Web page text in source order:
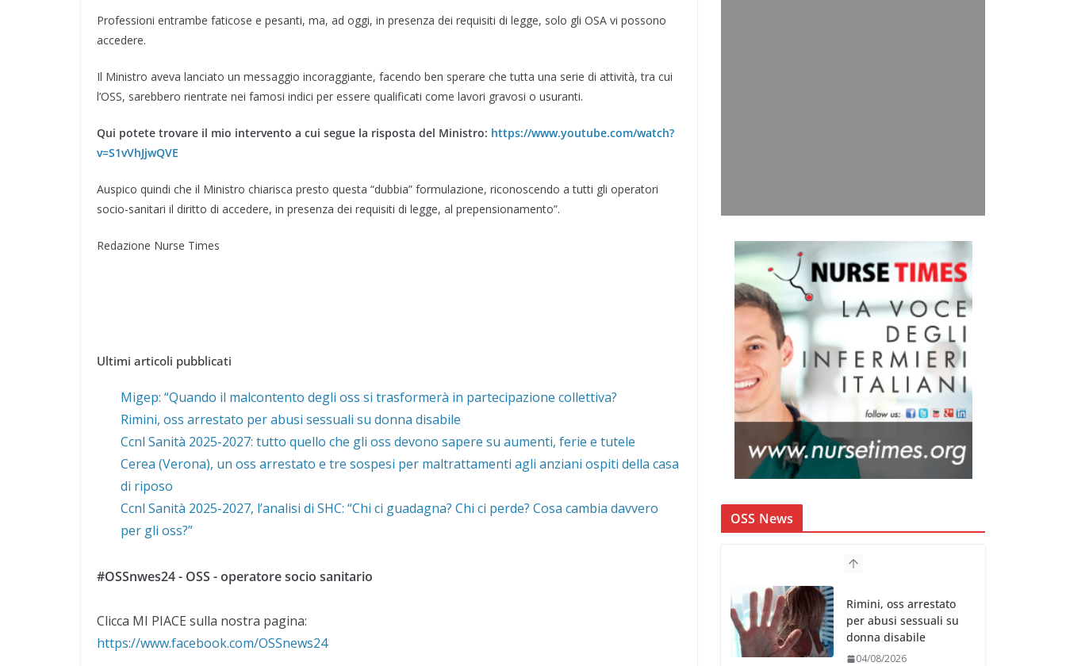
Professioni entrambe faticose e pesanti, ma, ad oggi, in presenza dei requisiti di legge, solo gli OSA vi possono
accedere.
Il Ministro aveva lanciato un messaggio incoraggiante, facendo ben sperare che tutta una serie di attività, tra cui
l’OSS, sarebbero rientrate nei famosi indici per essere qualificati come lavori gravosi o usuranti.
Qui potete trovare il mio intervento a cui segue la risposta del Ministro: https://www.youtube.com/watch?
v=S1vVhJjwQVE
Auspico quindi che il Ministro chiarisca presto questa “dubbia” formulazione, riconoscendo a tutti gli operatori
socio-sanitari il diritto di accedere, in presenza dei requisiti di legge, al prepensionamento”.
Redazione Nurse Times
Ultimi articoli pubblicati
Migep: “Quando il malcontento degli oss si trasformerà in partecipazione collettiva?
Rimini, oss arrestato per abusi sessuali su donna disabile
Ccnl Sanità 2025-2027: tutto quello che gli oss devono sapere su aumenti, ferie e tutele
Cerea (Verona), un oss arrestato e tre sospesi per maltrattamenti agli anziani ospiti della casa
di riposo
Ccnl Sanità 2025-2027, l’analisi di SHC: “Chi ci guadagna? Chi ci perde? Cosa cambia davvero
per gli oss?”
#OSSnwes24 - OSS - operatore socio sanitario
Clicca MI PIACE sulla nostra pagina:
https://www.facebook.com/OSSnews24
OSS News
Rimini, oss arrestato
per abusi sessuali su
donna disabile
04/08/2026